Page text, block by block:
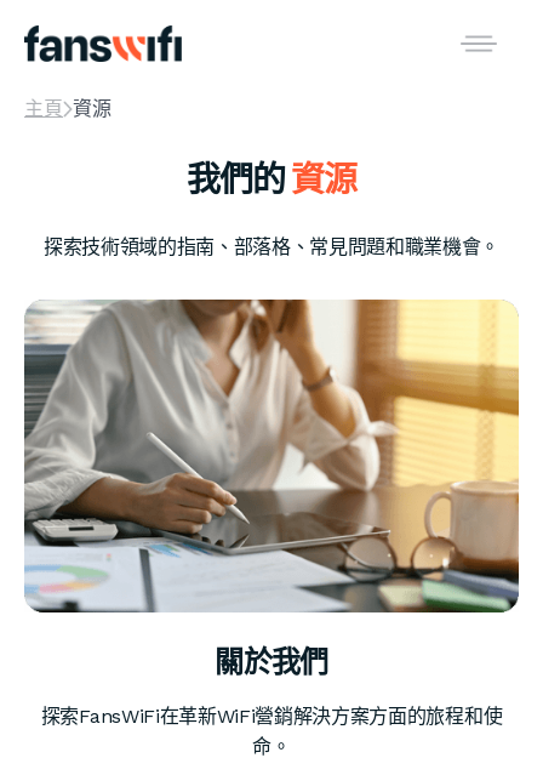
主頁 資源
我們的資源
探索技術領域的指南、部落格、常見問題和職業機會。
關於我們
探索FansWiFi在革新WiFi營銷解決方案方面的旅程和使
命。